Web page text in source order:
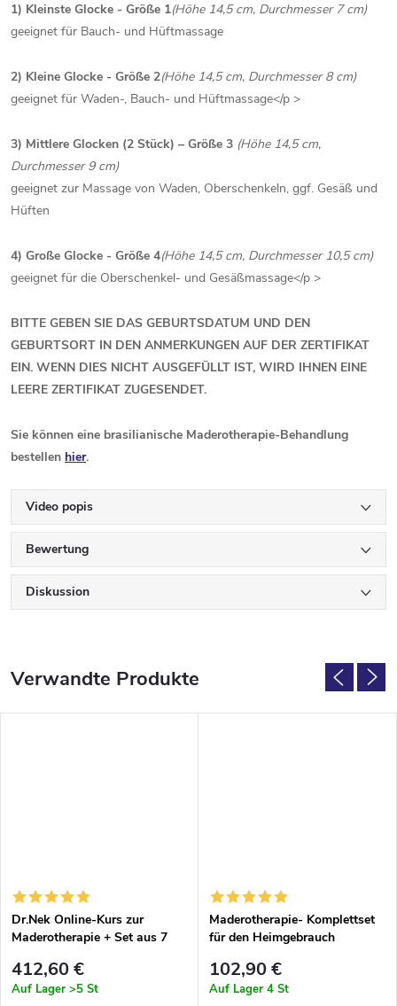
1) Kleinste Glocke - Größe 1(Höhe 14,5 cm, Durchmesser 7 cm)
geeignet für Bauch- und Hüftmassage
2) Kleine Glocke - Größe 2(Höhe 14,5 cm, Durchmesser 8 cm)
geeignet für Waden-, Bauch- und Hüftmassage</p >
3) Mittlere Glocken (2 Stück) – Größe 3 (Höhe 14,5 cm,
Durchmesser 9 cm)
geeignet zur Massage von Waden, Oberschenkeln, ggf. Gesäß und
Hüften
4) Große Glocke - Größe 4(Höhe 14,5 cm, Durchmesser 10,5 cm)
geeignet für die Oberschenkel- und Gesäßmassage</p >
BITTE GEBEN SIE DAS GEBURTSDATUM UND DEN
GEBURTSORT IN DEN ANMERKUNGEN AUF DER ZERTIFIKAT
EIN. WENN DIES NICHT AUSGEFÜLLT IST, WIRD IHNEN EINE
LEERE ZERTIFIKAT ZUGESENDET.
Sie können eine brasilianische Maderotherapie-Behandlung
bestellen hier.
Video popis
Bewertung
Diskussion
Verwandte Produkte
Dr.Nek Online-Kurs zur
Maderotherapie + Set aus 7
Online-Version
412,60 €
Auf Lager >5 St
Maderotherapie- Komplettset
für den Heimgebrauch
102,90 €
Auf Lager 4 St